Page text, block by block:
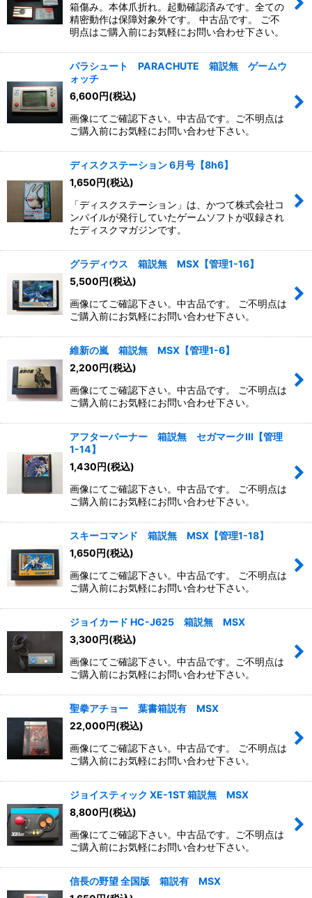
箱傷み。本体爪折れ。起動確認済みです。全ての
精密動作は保障対象外です。 中古品です。 ご不
明点はご購入前にお気軽にお問い合わせ下さい。
パラシュート PARACHUTE 箱説無 ゲームウ
ォッチ
6,600円(税込)
画像にてご確認下さい。中古品です。ご不明点は
ご購入前にお気軽にお問い合わせ下さい。
ディスクステーション 6月号【8h6】
1,650円(税込)
「ディスクステーション」は、かつて株式会社コ
ンパイルが発行していたゲームソフトが収録され
たディスクマガジンです。
グラディウス 箱説無 MSX【管理1-16】
5,500円(税込)
画像にてご確認下さい。中古品です。 ご不明点は
ご購入前にお気軽にお問い合わせ下さい。
維新の嵐 箱説無 MSX【管理1-6】
2,200円(税込)
画像にてご確認下さい。中古品です。 ご不明点は
ご購入前にお気軽にお問い合わせ下さい。
アフターバーナー 箱説無 セガマークIII【管理
1-14】
1,430円(税込)
画像にてご確認下さい。中古品です。 ご不明点は
ご購入前にお気軽にお問い合わせ下さい。
スキーコマンド 箱説無 MSX【管理1-18】
1,650円(税込)
画像にてご確認下さい。中古品です。 ご不明点は
ご購入前にお気軽にお問い合わせ下さい。
ジョイカード HC-J625 箱説無 MSX
3,300円(税込)
画像にてご確認下さい。中古品です。ご不明点は
ご購入前にお気軽にお問い合わせ下さい。
聖拳アチョー 葉書箱説有 MSX
22,000円(税込)
画像にてご確認下さい。中古品です。 ご不明点は
ご購入前にお気軽にお問い合わせ下さい。
ジョイスティック XE-1ST 箱説無 MSX
8,800円(税込)
画像にてご確認下さい。中古品です。ご不明点は
ご購入前にお気軽にお問い合わせ下さい。
信長の野望 全国版 箱説有 MSX